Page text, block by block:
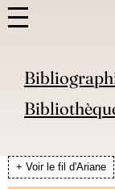
+ Voir le fil d'Ariane